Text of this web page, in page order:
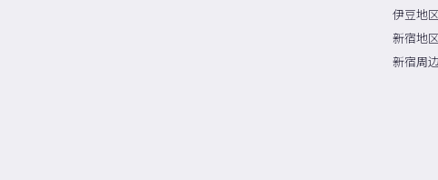
伊豆地区
新宿地区
新宿周